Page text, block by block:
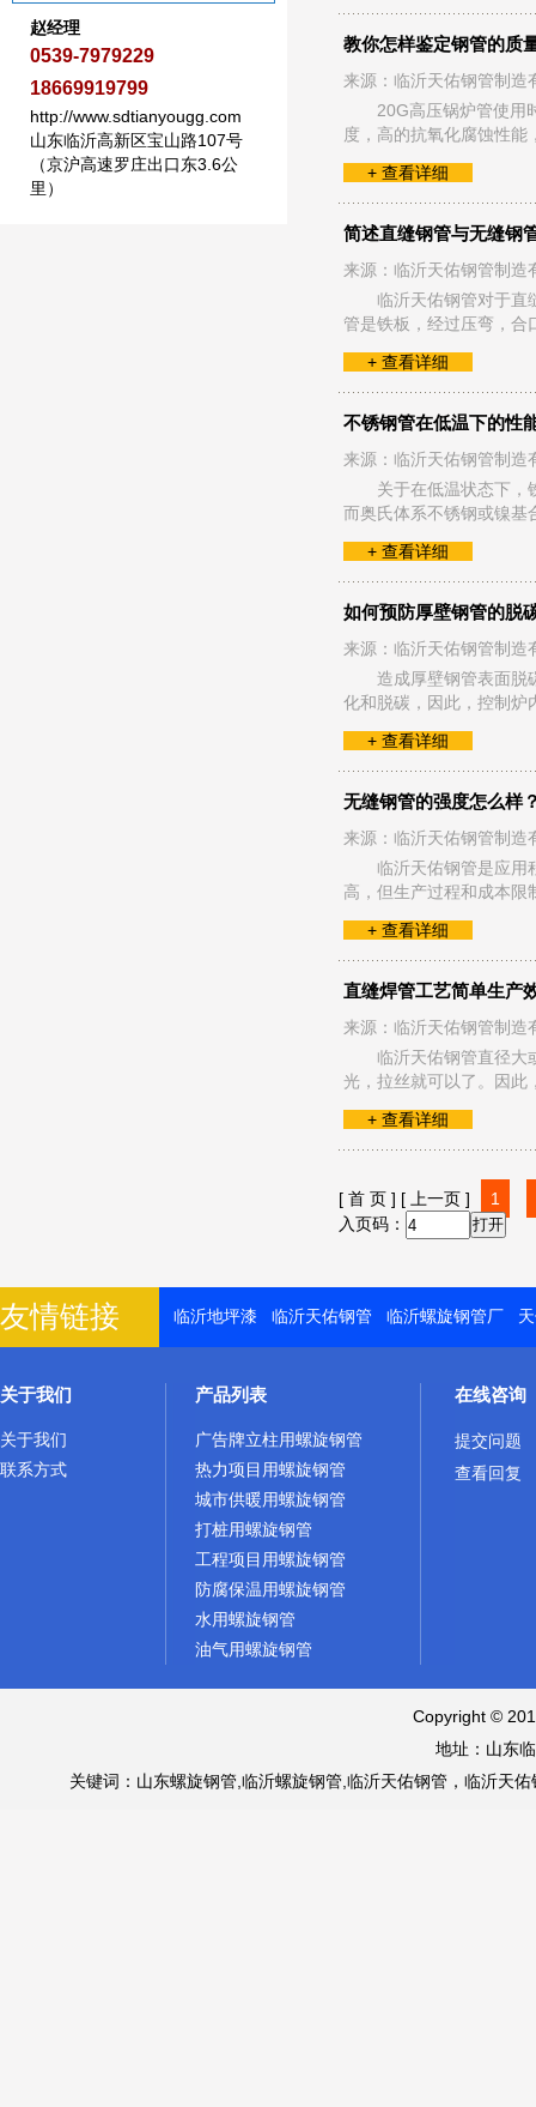
赵经理
0539-7979229
18669919799
http://www.sdtianyougg.com
山东临沂高新区宝山路107号
（京沪高速罗庄出口东3.6公
里）
教你怎样鉴定钢管的质
来源：临沂天佑钢管制
20G高压锅炉管使用
度，高的抗氧化腐蚀性
+ 查看详细
简述直缝钢管与无缝钢
来源：临沂天佑钢管制
临沂天佑钢管对于直
管是铁板，经过压弯，
+ 查看详细
不锈钢管在低温下的性
来源：临沂天佑钢管制
关于在低温状态下，
而奥氏体系不锈钢或镍
+ 查看详细
如何预防厚壁钢管的脱
来源：临沂天佑钢管制
造成厚壁钢管表面脱
化和脱碳，因此，控制
+ 查看详细
无缝钢管的强度怎么样
来源：临沂天佑钢管制
临沂天佑钢管是应用
高，但生产过程和成本
+ 查看详细
直缝焊管工艺简单生产
来源：临沂天佑钢管制
临沂天佑钢管直径大
光，拉丝就可以了。因
+ 查看详细
[ 首 页 ] [ 上一页 ] 1
入页码：
友情链接 临沂地坪漆 临沂天佑钢管 临沂螺旋钢管厂
关于我们
关于我们
联系方式
产品列表
广告牌立柱用螺旋钢管
热力项目用螺旋钢管
城市供暖用螺旋钢管
打桩用螺旋钢管
工程项目用螺旋钢管
防腐保温用螺旋钢管
水用螺旋钢管
油气用螺旋钢管
在线咨询
提交问题
查看回复
Copyright ©
地址：山东
关键词：山东螺旋钢管,临沂螺旋钢管,临沂天佑钢管，临沂天